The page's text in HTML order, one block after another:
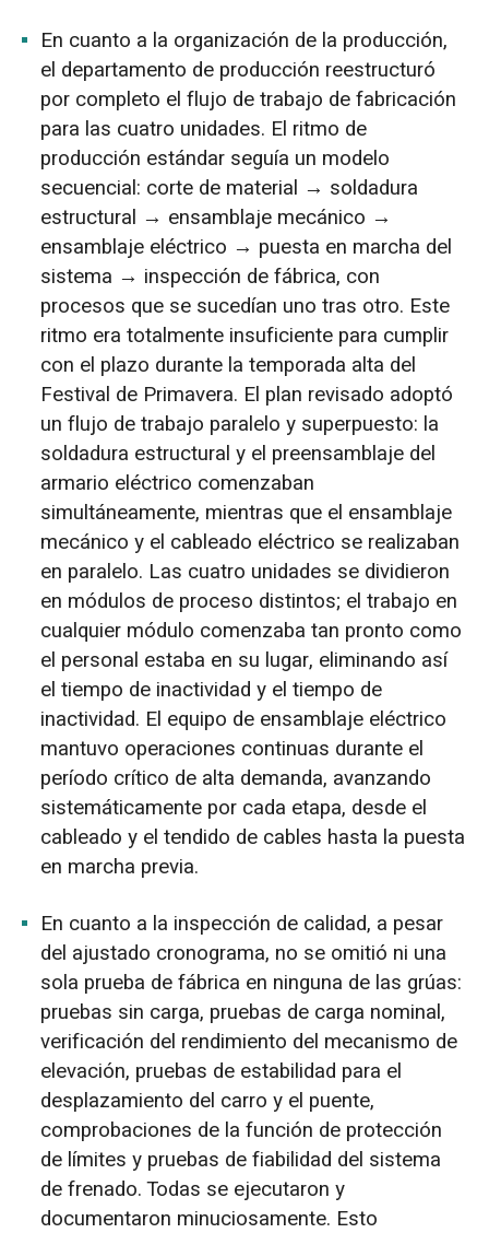
En cuanto a la organización de la producción,
el departamento de producción reestructuró
por completo el flujo de trabajo de fabricación
para las cuatro unidades. El ritmo de
producción estándar seguía un modelo
secuencial: corte de material → soldadura
estructural → ensamblaje mecánico →
ensamblaje eléctrico → puesta en marcha del
sistema → inspección de fábrica, con
procesos que se sucedían uno tras otro. Este
ritmo era totalmente insuficiente para cumplir
con el plazo durante la temporada alta del
Festival de Primavera. El plan revisado adoptó
un flujo de trabajo paralelo y superpuesto: la
soldadura estructural y el preensamblaje del
armario eléctrico comenzaban
simultáneamente, mientras que el ensamblaje
mecánico y el cableado eléctrico se realizaban
en paralelo. Las cuatro unidades se dividieron
en módulos de proceso distintos; el trabajo en
cualquier módulo comenzaba tan pronto como
el personal estaba en su lugar, eliminando así
el tiempo de inactividad y el tiempo de
inactividad. El equipo de ensamblaje eléctrico
mantuvo operaciones continuas durante el
período crítico de alta demanda, avanzando
sistemáticamente por cada etapa, desde el
cableado y el tendido de cables hasta la puesta
en marcha previa.
En cuanto a la inspección de calidad, a pesar
del ajustado cronograma, no se omitió ni una
sola prueba de fábrica en ninguna de las grúas:
pruebas sin carga, pruebas de carga nominal,
verificación del rendimiento del mecanismo de
elevación, pruebas de estabilidad para el
desplazamiento del carro y el puente,
comprobaciones de la función de protección
de límites y pruebas de fiabilidad del sistema
de frenado. Todas se ejecutaron y
documentaron minuciosamente. Esto